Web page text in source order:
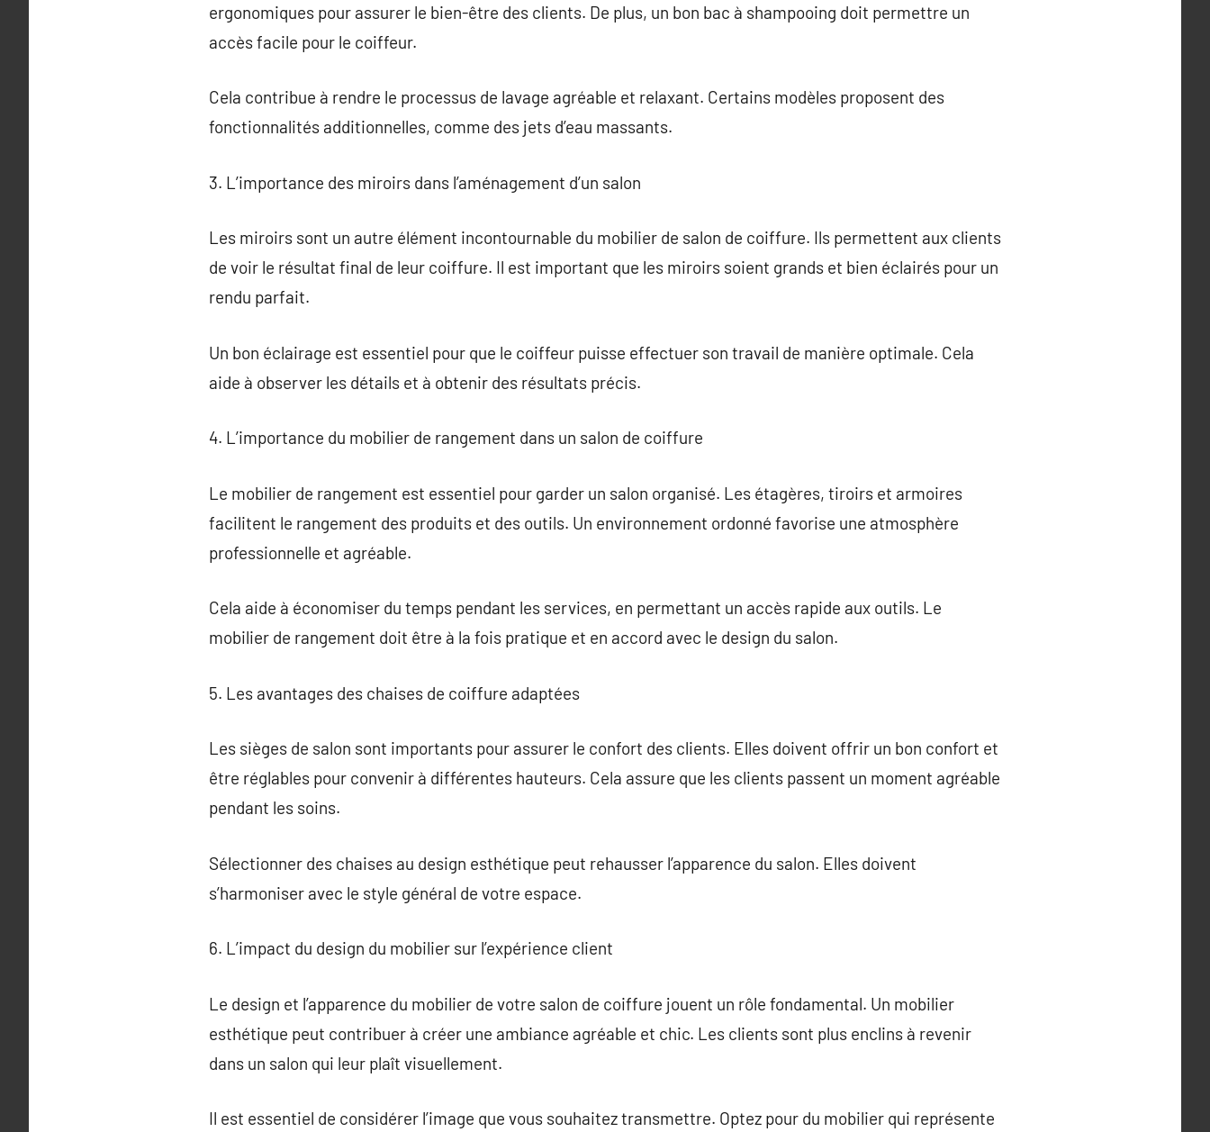
ergonomiques pour assurer le bien-être des clients. De plus, un bon bac à shampooing doit permettre un
accès facile pour le coiffeur.
Cela contribue à rendre le processus de lavage agréable et relaxant. Certains modèles proposent des
fonctionnalités additionnelles, comme des jets d’eau massants.
3. L’importance des miroirs dans l’aménagement d’un salon
Les miroirs sont un autre élément incontournable du mobilier de salon de coiffure. Ils permettent aux clients
de voir le résultat final de leur coiffure. Il est important que les miroirs soient grands et bien éclairés pour un
rendu parfait.
Un bon éclairage est essentiel pour que le coiffeur puisse effectuer son travail de manière optimale. Cela
aide à observer les détails et à obtenir des résultats précis.
4. L’importance du mobilier de rangement dans un salon de coiffure
Le mobilier de rangement est essentiel pour garder un salon organisé. Les étagères, tiroirs et armoires
facilitent le rangement des produits et des outils. Un environnement ordonné favorise une atmosphère
professionnelle et agréable.
Cela aide à économiser du temps pendant les services, en permettant un accès rapide aux outils. Le
mobilier de rangement doit être à la fois pratique et en accord avec le design du salon.
5. Les avantages des chaises de coiffure adaptées
Les sièges de salon sont importants pour assurer le confort des clients. Elles doivent offrir un bon confort et
être réglables pour convenir à différentes hauteurs. Cela assure que les clients passent un moment agréable
pendant les soins.
Sélectionner des chaises au design esthétique peut rehausser l’apparence du salon. Elles doivent
s’harmoniser avec le style général de votre espace.
6. L’impact du design du mobilier sur l’expérience client
Le design et l’apparence du mobilier de votre salon de coiffure jouent un rôle fondamental. Un mobilier
esthétique peut contribuer à créer une ambiance agréable et chic. Les clients sont plus enclins à revenir
dans un salon qui leur plaît visuellement.
Il est essentiel de considérer l’image que vous souhaitez transmettre. Optez pour du mobilier qui représente